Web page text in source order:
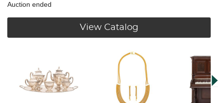
Auction ended
View Catalog